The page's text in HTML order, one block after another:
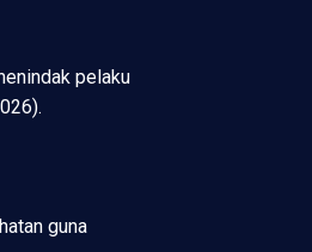
pelaku
guna